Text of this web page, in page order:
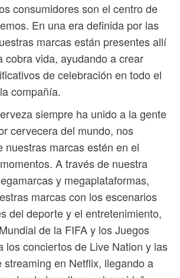
consumidores son el centro de
En una era definida por las
marcas están presentes allí
cobra vida, ayudando a crear
de celebración en todo el
compañía.
siempre ha unido a la gente
cervecera del mundo, nos
nuestras marcas estén en el
A través de nuestra
y megaplataformas,
marcas con los escenarios
del deporte y el entretenimiento,
de la FIFA y los Juegos
los conciertos de Live Nation y las
streaming en Netflix, llegando a